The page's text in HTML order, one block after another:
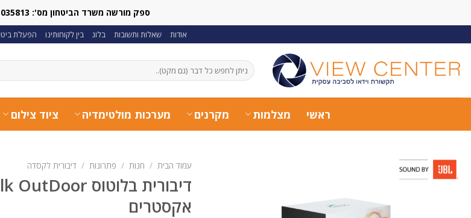
ספק מורשה משרד הביטחון מס': 0011035813
אודות שאלות ותשובות בלוג בין לקוחותינו הפעלת
חיפוש
עבור:
ראשי מצלמות מקרנים מערכות מולטימדיה ציוד צילום
עמוד הבית / חנות / פתרונות / דיבורית לקסדה
אקסטרים